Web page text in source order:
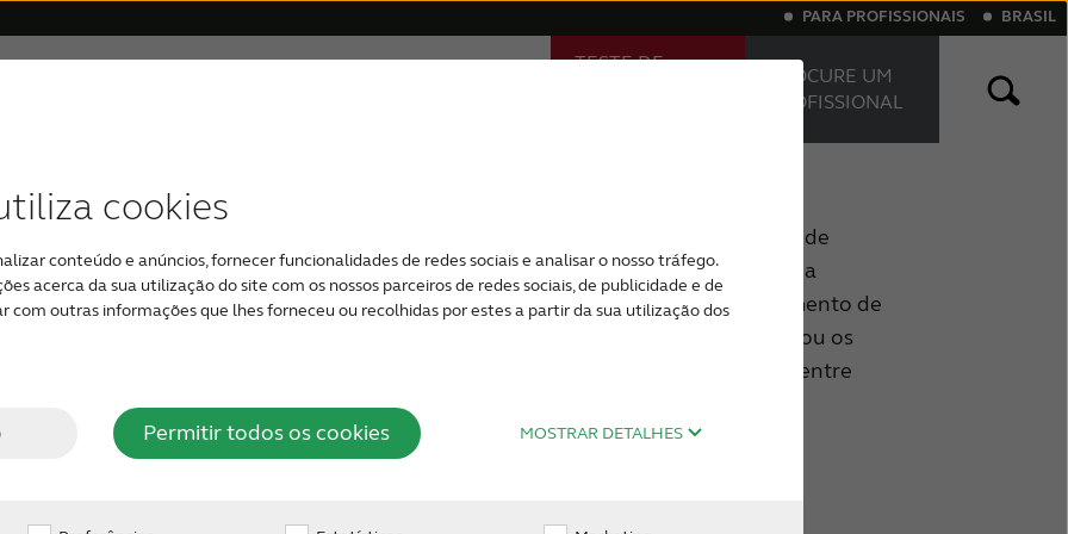
cookies
conteúdo e anúncios, fornecer funcionalidades de redes sociais e analisar o nosso tráfego.
acerca da sua utilização do site com os nossos parceiros de redes sociais, de publicidade e de
com outras informações que lhes forneceu ou recolhidas por estes a partir da sua utilização dos
Permitir todos os cookies MOSTRAR DETALHES
para zumbidos
PARA PROFISSIONAIS BRASIL
TESTE DE
PROCURE UM
PROFISSIONAL
ReSound tem uma herança rica, criando soluções de
audição de ponta desde 1943. Ao longo dos anos, a
ReSound abriu novos caminhos para o processamento de
som com Wide Dynamic Range Compression e criou os
primeiros aparelhos auditivos "Made for iPhone", entre
outros avanços da indústria.
ReSound Smart Hearing é o orgulhoso ganhador: